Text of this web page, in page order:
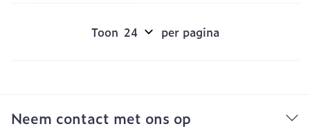
Toon per pagina
Neem contact met ons op